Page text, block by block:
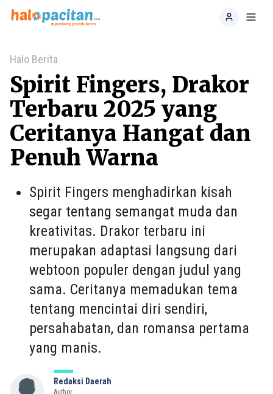
Home
Halo Berita
Spirit Fingers, Drakor
Terbaru 2025 yang
Ceritanya Hangat dan
Penuh Warna
Spirit Fingers menghadirkan kisah
segar tentang semangat muda dan
kreativitas. Drakor terbaru ini
merupakan adaptasi langsung dari
webtoon populer dengan judul yang
sama. Ceritanya memadukan tema
tentang mencintai diri sendiri,
persahabatan, dan romansa pertama
yang manis.
Redaksi Daerah
Author